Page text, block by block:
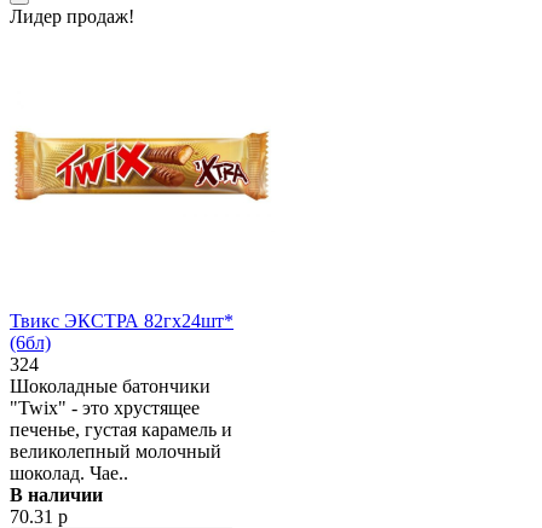
Лидер продаж!
Твикс ЭКСТРА 82гх24шт*
(6бл)
324
Шоколадные батончики
"Twix" - это хрустящее
печенье, густая карамель и
великолепный молочный
шоколад. Чае..
В наличии
70.31 р